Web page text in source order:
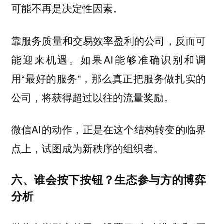
可能不再是决定性因素。
靠服务质量和交易效率盈利的公司，反而可
能迎来机遇。如果AI能够准确识别和调
用“最好的服务”，那么真正把服务做扎实的
公司，将获得超过以往的流量奖励。
微信AI的动作，正是在这个结构转变的临界
点上，试图成为新秩序的组织者。
六、谁会按下按钮？生态参与方的博弈
分析